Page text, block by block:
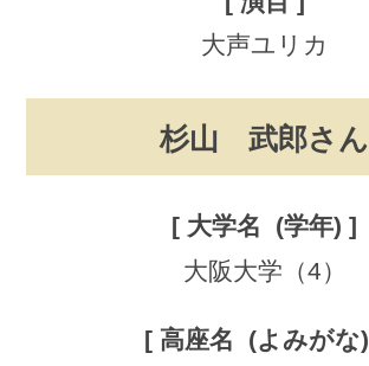
大声ユリカ
杉山 武郎さん
大阪大学（4）